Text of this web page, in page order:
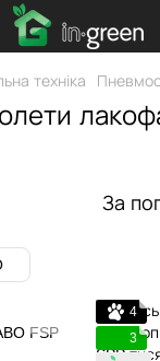
техніка
За
4
3